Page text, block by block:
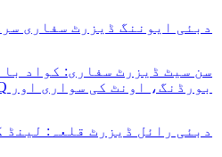
دبئی ایوننگ ڈیزرٹ سفاری
سن سیٹ ڈیزرٹ سفاری: کواد
بورڈنگ، اونٹ کی سواری اور BBQ ڈنر
دبئی رائل ڈیزرٹ قلعہ: لینڈ